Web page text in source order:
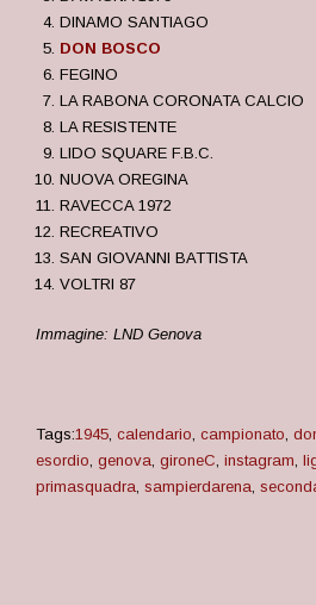
DINAMO SANTIAGO
DON BOSCO
FEGINO
LA RABONA CORONATA CALCIO
LA RESISTENTE
LIDO SQUARE F.B.C.
NUOVA OREGINA
RAVECCA 1972
RECREATIVO
SAN GIOVANNI BATTISTA
VOLTRI 87
Immagine: LND Genova
Tags:1945, calendario, campionato,
esordio, genova, gironeC, instagram,
primasquadra, sampierdarena,